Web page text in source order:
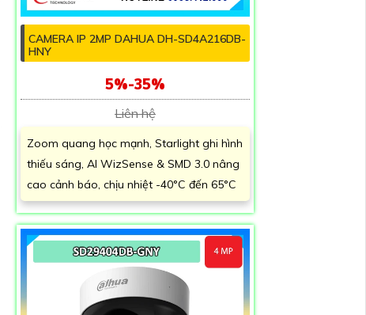
CAMERA IP 2MP DAHUA DH-SD4A216DB-
HNY
5%-35%
Liên hệ
Zoom quang học mạnh, Starlight ghi hình
thiếu sáng, AI WizSense & SMD 3.0 nâng
cao cảnh báo, chịu nhiệt -40°C đến 65°C